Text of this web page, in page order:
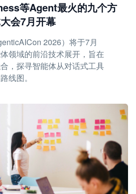
等Agent最火的九个方
会7月开幕
2026）将于7月
领域的前沿技术展开，旨在
，探寻智能体从对话式工具
线图。